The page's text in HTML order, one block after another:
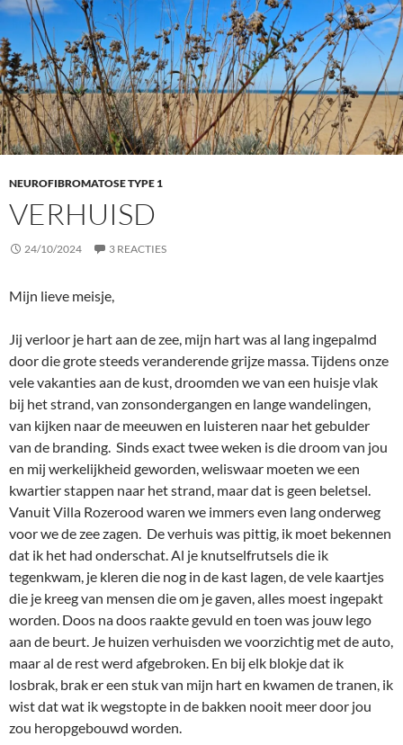
NEUROFIBROMATOSE TYPE 1
VERHUISD
24/10/2024 3 REACTIES
Mijn lieve meisje,
Jij verloor je hart aan de zee, mijn hart was al lang ingepalmd
door die grote steeds veranderende grijze massa. Tijdens onze
vele vakanties aan de kust, droomden we van een huisje vlak
bij het strand, van zonsondergangen en lange wandelingen,
van kijken naar de meeuwen en luisteren naar het gebulder
van de branding. Sinds exact twee weken is die droom van jou
en mij werkelijkheid geworden, weliswaar moeten we een
kwartier stappen naar het strand, maar dat is geen beletsel.
Vanuit Villa Rozerood waren we immers even lang onderweg
voor we de zee zagen. De verhuis was pittig, ik moet bekennen
dat ik het had onderschat. Al je knutselfrutsels die ik
tegenkwam, je kleren die nog in de kast lagen, de vele kaartjes
die je kreeg van mensen die om je gaven, alles moest ingepakt
worden. Doos na doos raakte gevuld en toen was jouw lego
aan de beurt. Je huizen verhuisden we voorzichtig met de auto,
maar al de rest werd afgebroken. En bij elk blokje dat ik
losbrak, brak er een stuk van mijn hart en kwamen de tranen, ik
wist dat wat ik wegstopte in de bakken nooit meer door jou
zou heropgebouwd worden.